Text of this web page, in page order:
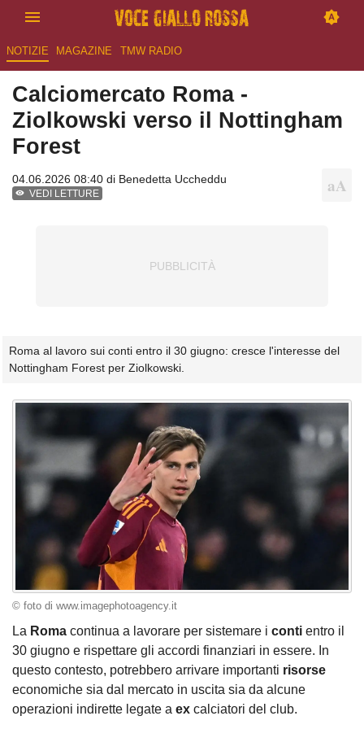
NOTIZIE MAGAZINE TMW RADIO
Calciomercato Roma -
Ziolkowski verso il Nottingham
Forest
04.06.2026 08:40 di Benedetta Uccheddu
VEDI LETTURE
Roma al lavoro sui conti entro il 30 giugno: cresce l'interesse del
Nottingham Forest per Ziolkowski.
© foto di www.imagephotoagency.it
La Roma continua a lavorare per sistemare i conti entro il
30 giugno e rispettare gli accordi finanziari in essere. In
questo contesto, potrebbero arrivare importanti risorse
economiche sia dal mercato in uscita sia da alcune
operazioni indirette legate a ex calciatori del club.